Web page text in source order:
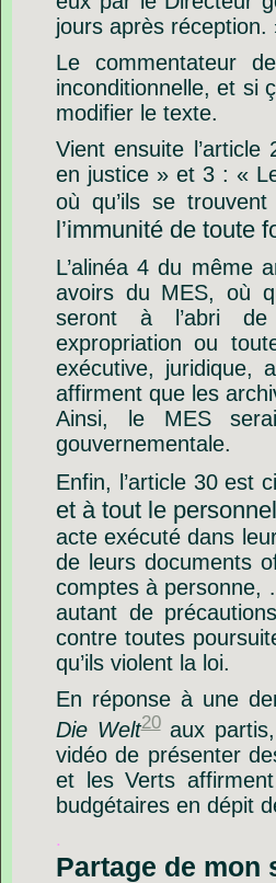
jours après réception.
Le commentateur
inconditionnelle, et si
modifier le texte.
Vient ensuite
en justice » et 3 : «
où qu’ils se
l’immunité de toute
L’alinéa 4 du même
avoirs du MES, où
seront à l’abri de
expropriation ou
exécutive, juridique,
affirment que les
Ainsi, le MES
gouvernementale.
Enfin, l’article 30 est
et à tout le
acte exécuté dans
de leurs documents
comptes à personne,
autant de
contre toutes
qu’ils violent la loi.
En réponse à une
Die Welt20aux partis,
vidéo de présenter
et les Verts
budgétaires en dépit
.
Partage de mon